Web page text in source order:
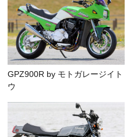
GPZ900R by モトガレージイト
ウ